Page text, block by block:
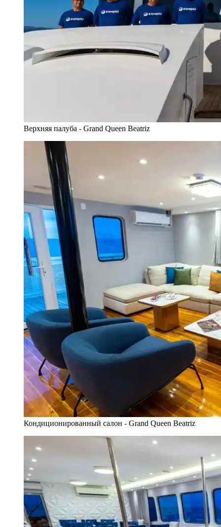
Верхняя палуба - Grand Queen Beatriz
Кондиционированный салон - Grand Queen Beatriz